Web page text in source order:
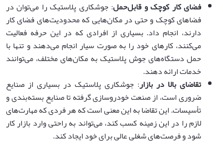
فضای کار کوچک و قابل‌حمل: جوشکاری پلاستیک را می‌توان در
فضاهای کوچک و حتی در مکان‌هایی که محدودیت‌های فضای کار
دارند، انجام داد. بسیاری از افرادی که در این حرفه فعالیت
می‌کنند، کارهای خود را به صورت سیار انجام می‌دهند و تنها با
حمل دستگاه‌های جوش پلاستیک به مکان‌های مختلف، می‌توانند
خدمات ارائه دهند.
تقاضای بالا در بازار: جوشکاری پلاستیک در بسیاری از صنایع
ضروری است، از صنعت خودروسازی گرفته تا صنایع بسته‌بندی و
تأسیسات. این تقاضا به این معنی است که هر فردی که مهارت‌های
لازم را در این زمینه کسب کند، می‌تواند به راحتی وارد بازار کار
شود و فرصت‌های شغلی عالی برای خود ایجاد کند.